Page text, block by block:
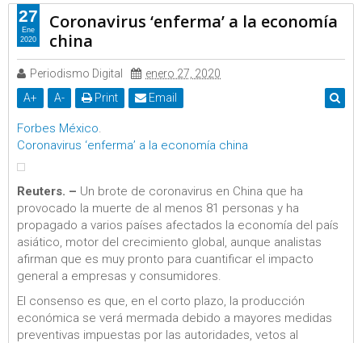
Forbes
Noticias Coronavirus ‘enferma’ a la economía china
Coronavirus ‘enferma’ a la economía
china
Periodismo Digital
enero 27, 2020
A+ A- Print Email
Forbes México.
Coronavirus ‘enferma’ a la economía china
Reuters. – Un brote de coronavirus en China que ha
provocado la muerte de al menos 81 personas y ha
propagado a varios países afectados la economía del país
asiático, motor del crecimiento global, aunque analistas
afirman que es muy pronto para cuantificar el impacto
general a empresas y consumidores.
El consenso es que, en el corto plazo, la producción
económica se verá mermada debido a mayores medidas
preventivas impuestas por las autoridades, vetos al
27
Ene
2020